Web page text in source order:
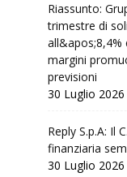
Riassunto:
trimestre di
all&apos;8,4%
margini
previsioni
30 Luglio 2026
Reply S.p.A: Il
finanziaria
30 Luglio 2026